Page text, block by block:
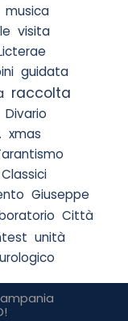
musica
visita
guidata
raccolta
Divario
xmas
Classici
Giuseppe
Città
unità